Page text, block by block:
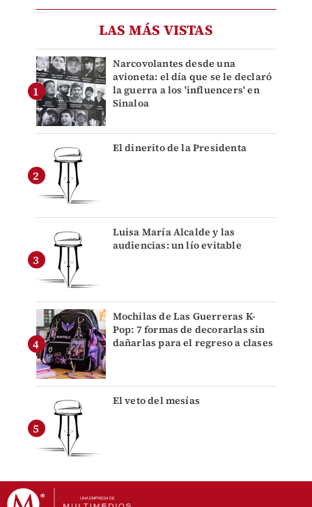
LAS MÁS VISTAS
Narcovolantes desde una
avioneta: el día que se le declaró
la guerra a los 'influencers' en
Sinaloa
El dinerito de la Presidenta
Luisa María Alcalde y las
audiencias: un lío evitable
Mochilas de Las Guerreras K-
Pop: 7 formas de decorarlas sin
dañarlas para el regreso a clases
El veto del mesías